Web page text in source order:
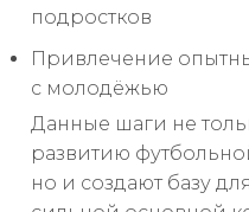
подростков
Привлечение
с молодёжью
Данные шаги не
развитию
но и создают базу